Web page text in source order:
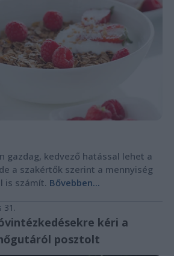
gazdag, kedvező hatással lehet a
a szakértők szerint a mennyiség
is számít. Bővebben...
31.
kéri a
posztolt